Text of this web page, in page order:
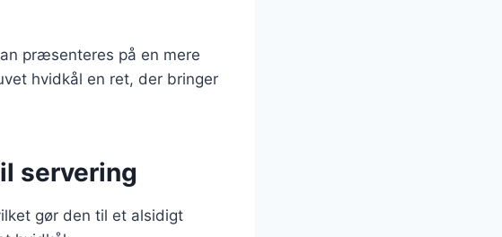
præsenteres på en mere
hvidkål en ret, der bringer
servering
gør den til et alsidigt